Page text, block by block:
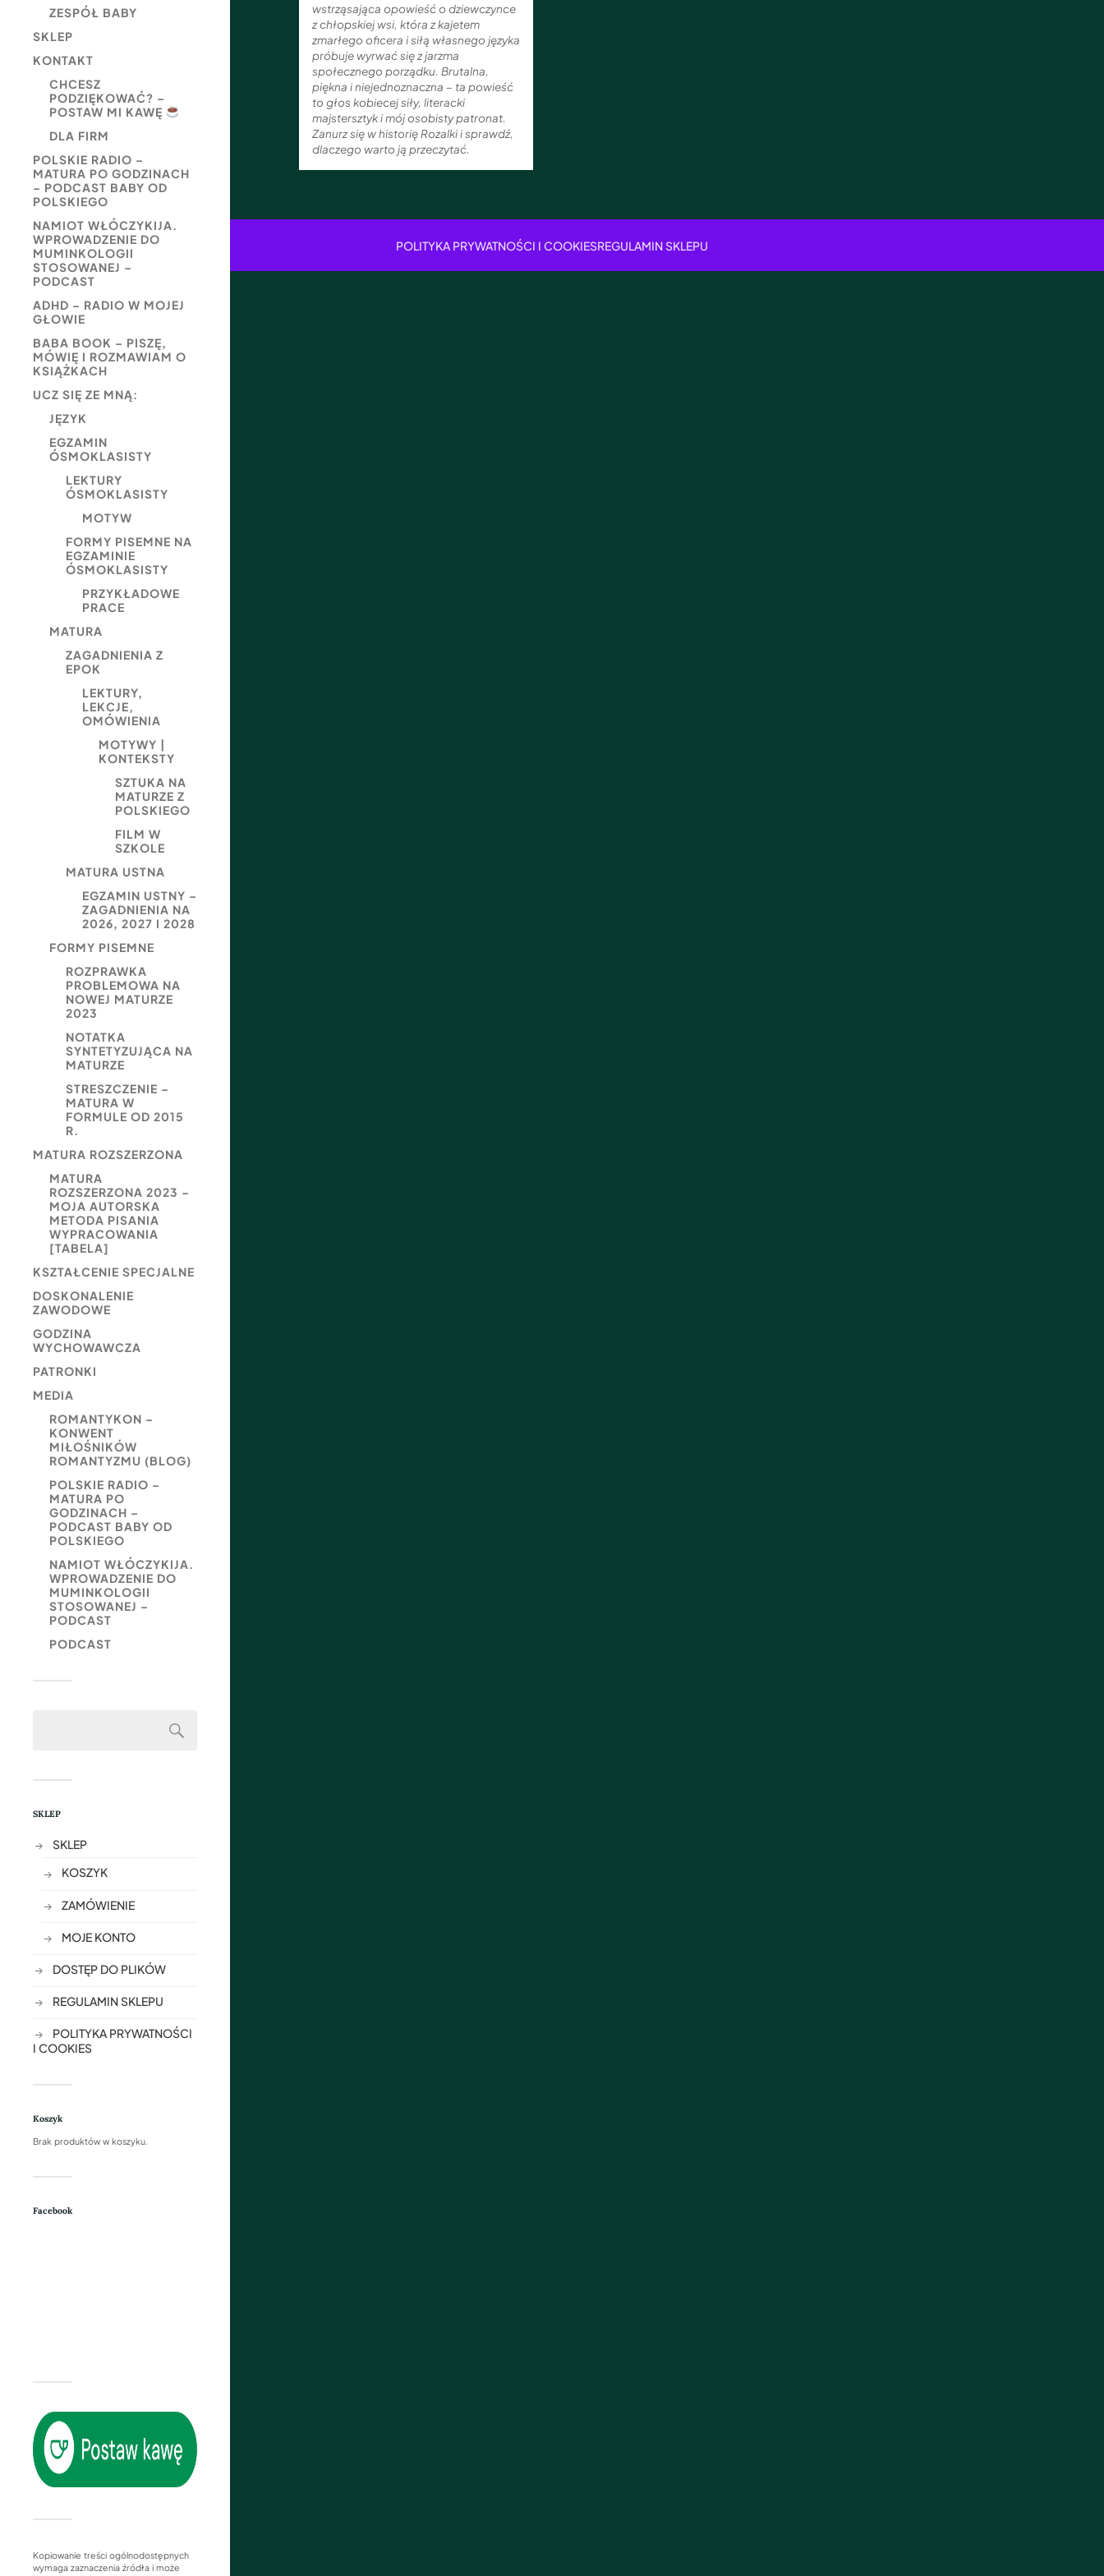
ZESPÓŁ BABY
SKLEP
KONTAKT
CHCESZ
PODZIĘKOWAĆ? –
POSTAW MI KAWĘ
DLA FIRM
POLSKIE RADIO –
MATURA PO GODZINACH
– PODCAST BABY OD
POLSKIEGO
NAMIOT WŁÓCZYKIJA.
WPROWADZENIE DO
MUMINKOLOGII
STOSOWANEJ –
PODCAST
ADHD – RADIO W MOJEJ
GŁOWIE
BABA BOOK – PISZĘ,
MÓWIĘ I ROZMAWIAM O
KSIĄŻKACH
UCZ SIĘ ZE MNĄ:
JĘZYK
EGZAMIN
ÓSMOKLASISTY
LEKTURY
ÓSMOKLASISTY
MOTYW
FORMY PISEMNE NA
EGZAMINIE
ÓSMOKLASISTY
PRZYKŁADOWE
PRACE
MATURA
ZAGADNIENIA Z
EPOK
LEKTURY,
LEKCJE,
OMÓWIENIA
MOTYWY |
KONTEKSTY
SZTUKA NA
MATURZE Z
POLSKIEGO
FILM W
SZKOLE
MATURA USTNA
EGZAMIN USTNY –
ZAGADNIENIA NA
2026, 2027 I 2028
FORMY PISEMNE
ROZPRAWKA
PROBLEMOWA NA
NOWEJ MATURZE
2023
NOTATKA
SYNTETYZUJĄCA NA
MATURZE
STRESZCZENIE –
MATURA W
FORMULE OD 2015
R.
MATURA ROZSZERZONA
MATURA
ROZSZERZONA 2023 –
MOJA AUTORSKA
METODA PISANIA
WYPRACOWANIA
[TABELA]
KSZTAŁCENIE SPECJALNE
DOSKONALENIE
ZAWODOWE
GODZINA
WYCHOWAWCZA
PATRONKI
MEDIA
ROMANTYKON –
KONWENT
MIŁOŚNIKÓW
ROMANTYZMU (BLOG)
POLSKIE RADIO –
MATURA PO
GODZINACH –
PODCAST BABY OD
POLSKIEGO
NAMIOT WŁÓCZYKIJA.
WPROWADZENIE DO
MUMINKOLOGII
STOSOWANEJ –
PODCAST
PODCAST
SKLEP
SKLEP
KOSZYK
ZAMÓWIENIE
MOJE KONTO
DOSTĘP DO PLIKÓW
REGULAMIN SKLEPU
POLITYKA PRYWATNOŚCI
I COOKIES
Koszyk
Brak produktów w koszyku.
Facebook
Kopiowanie treści ogólnodostępnych
wymaga zaznaczenia źródła i może
wstrząsająca opowieść o dziewczynce
z chłopskiej wsi, która z kajetem
zmarłego oficera i siłą własnego języka
próbuje wyrwać się z jarzma
społecznego porządku. Brutalna,
piękna i niejednoznaczna – ta powieść
to głos kobiecej siły, literacki
majstersztyk i mój osobisty patronat.
Zanurz się w historię Rozalki i sprawdź,
dlaczego warto ją przeczytać.
POLITYKA PRYWATNOŚCI I COOKIESREGULAMIN SKLEPU